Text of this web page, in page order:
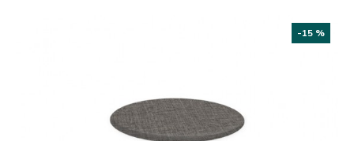
-15 %